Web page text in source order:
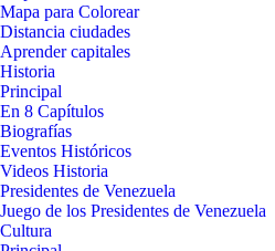
Mapa para Colorear
Distancia ciudades
Aprender capitales
Historia
Principal
En 8 Capítulos
Biografías
Eventos Históricos
Videos Historia
Presidentes de Venezuela
Juego de los Presidentes de Venezuela
Cultura